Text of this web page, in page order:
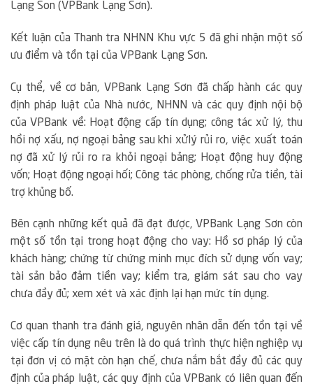
Lạng Son (VPBank Lạng Sơn).
Kết luận của Thanh tra NHNN Khu vực 5 đã ghi nhận một số
ưu điểm và tồn tại của VPBank Lạng Sơn.
Cụ thể, về cơ bản, VPBank Lạng Sơn đã chấp hành các quy
định pháp luật của Nhà nước, NHNN và các quy định nội bộ
của VPBank về: Hoạt động cấp tín dụng; công tác xử lý, thu
hồi nợ xấu, nợ ngoại bảng sau khi xửlý rủi ro, việc xuất toán
nợ đã xử lý rủi ro ra khỏi ngoại bảng; Hoạt động huy động
vốn; Hoạt động ngoại hối; Công tác phòng, chống rửa tiền, tài
trợ khủng bố.
Bên cạnh những kết quả đã đạt được, VPBank Lạng Sơn còn
một số tồn tại trong hoạt động cho vay: Hồ sơ pháp lý của
khách hàng; chứng từ chứng minh mục đích sử dụng vốn vay;
tài sản bảo đảm tiền vay; kiểm tra, giám sát sau cho vay
chưa đầy đủ; xem xét và xác định lại hạn mức tín dụng.
Cơ quan thanh tra đánh giá, nguyên nhân dẫn đến tồn tại về
việc cấp tín dụng nêu trên là do quá trình thực hiện nghiệp vụ
tại đơn vị có mặt còn hạn chế, chưa nắm bắt đầy đủ các quy
định của pháp luật, các quy định của VPBank có liên quan đến